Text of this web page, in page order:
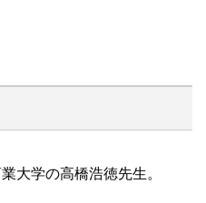
大学の高橋浩徳先生。